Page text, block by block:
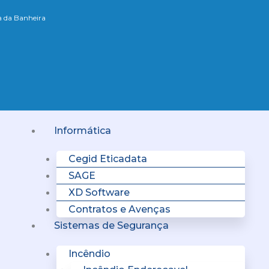
da Banheira
Informática
Cegid Eticadata
SAGE
XD Software
Contratos e Avenças
Sistemas de Segurança
Incêndio
Menu